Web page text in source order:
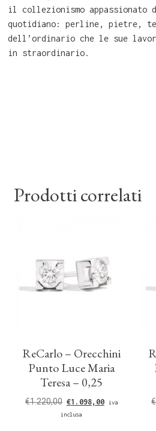
il collezionismo appassionato
quotidiano: perline, pietre,
dell’ordinario che le sue
in straordinario.
Prodotti correlati
ReCarlo – Orecchini
Punto Luce Maria
Teresa – 0,25
€1.220,00 €1.098,00
iva
inclusa
€